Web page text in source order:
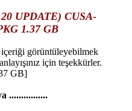
UPDATE) CUSA-
1.37 GB
görüntüleyebilmek
anlayışınız için teşekkürler.
GB]
................